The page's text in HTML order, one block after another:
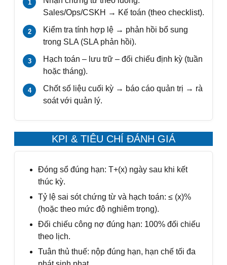
Sales/Ops/CSKH → Kế toán (theo checklist).
Kiểm tra tính hợp lệ → phản hồi bổ sung
trong SLA (SLA phản hồi).
Hạch toán – lưu trữ – đối chiếu định kỳ (tuần
hoặc tháng).
Chốt số liệu cuối kỳ → báo cáo quản trị → rà
soát với quản lý.
KPI & TIÊU CHÍ ĐÁNH GIÁ
Đóng sổ đúng hạn: T+(x) ngày sau khi kết
thúc kỳ.
Tỷ lệ sai sót chứng từ và hạch toán: ≤ (x)%
(hoặc theo mức độ nghiêm trọng).
Đối chiếu công nợ đúng hạn: 100% đối chiếu
theo lịch.
Tuân thủ thuế: nộp đúng hạn, hạn chế tối đa